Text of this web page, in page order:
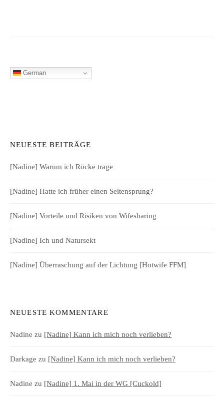
German
NEUESTE BEITRÄGE
[Nadine] Warum ich Röcke trage
[Nadine] Hatte ich früher einen Seitensprung?
[Nadine] Vorteile und Risiken von Wifesharing
[Nadine] Ich und Natursekt
[Nadine] Überraschung auf der Lichtung [Hotwife FFM]
NEUESTE KOMMENTARE
Nadine zu [Nadine] Kann ich mich noch verlieben?
Darkage zu [Nadine] Kann ich mich noch verlieben?
Nadine zu [Nadine] 1. Mai in der WG [Cuckold]